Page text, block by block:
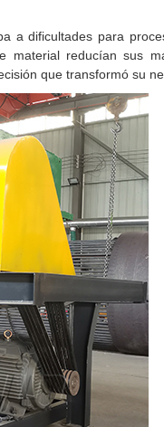
a dificultades para
reducían sus
que transformó su